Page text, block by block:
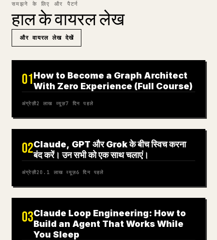
समझने के लिए और पैटर्न
हाल के वायरल लेख
और वायरल लेख देखें
01How to Become a Graph Architect
With Zero Experience (Full Course)
अंग्रेज़ी2 लाख व्यूज़7 दिन पहले
02Claude, GPT और Grok के बीच स्विच करना
बंद करें। उन सभी को एक साथ चलाएं।
अंग्रेज़ी20.1 लाख व्यूज़6 दिन पहले
03Claude Loop Engineering: How to
Build an Agent That Works While
You Sleep